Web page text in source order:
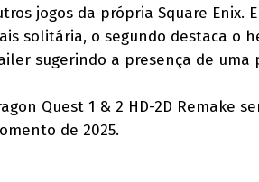
jogos da própria Square
solitária, o segundo destaca o
sugerindo a presença de uma
Quest 1 & 2 HD-2D Remake
de 2025.